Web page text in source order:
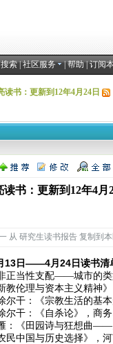
搜索|社区服务 |帮助|订阅
读书：更新到12年4月24日
读书：更新到12年4月
从 研究生读书报告 复制到
13日——4月24日读书清
正当性支配——城市的类
教伦理与资本主义精神
尔干：《宗教生活的基
尔干：《自杀论》，商
：《田园诗与狂想曲——
民中国与历史选择》，